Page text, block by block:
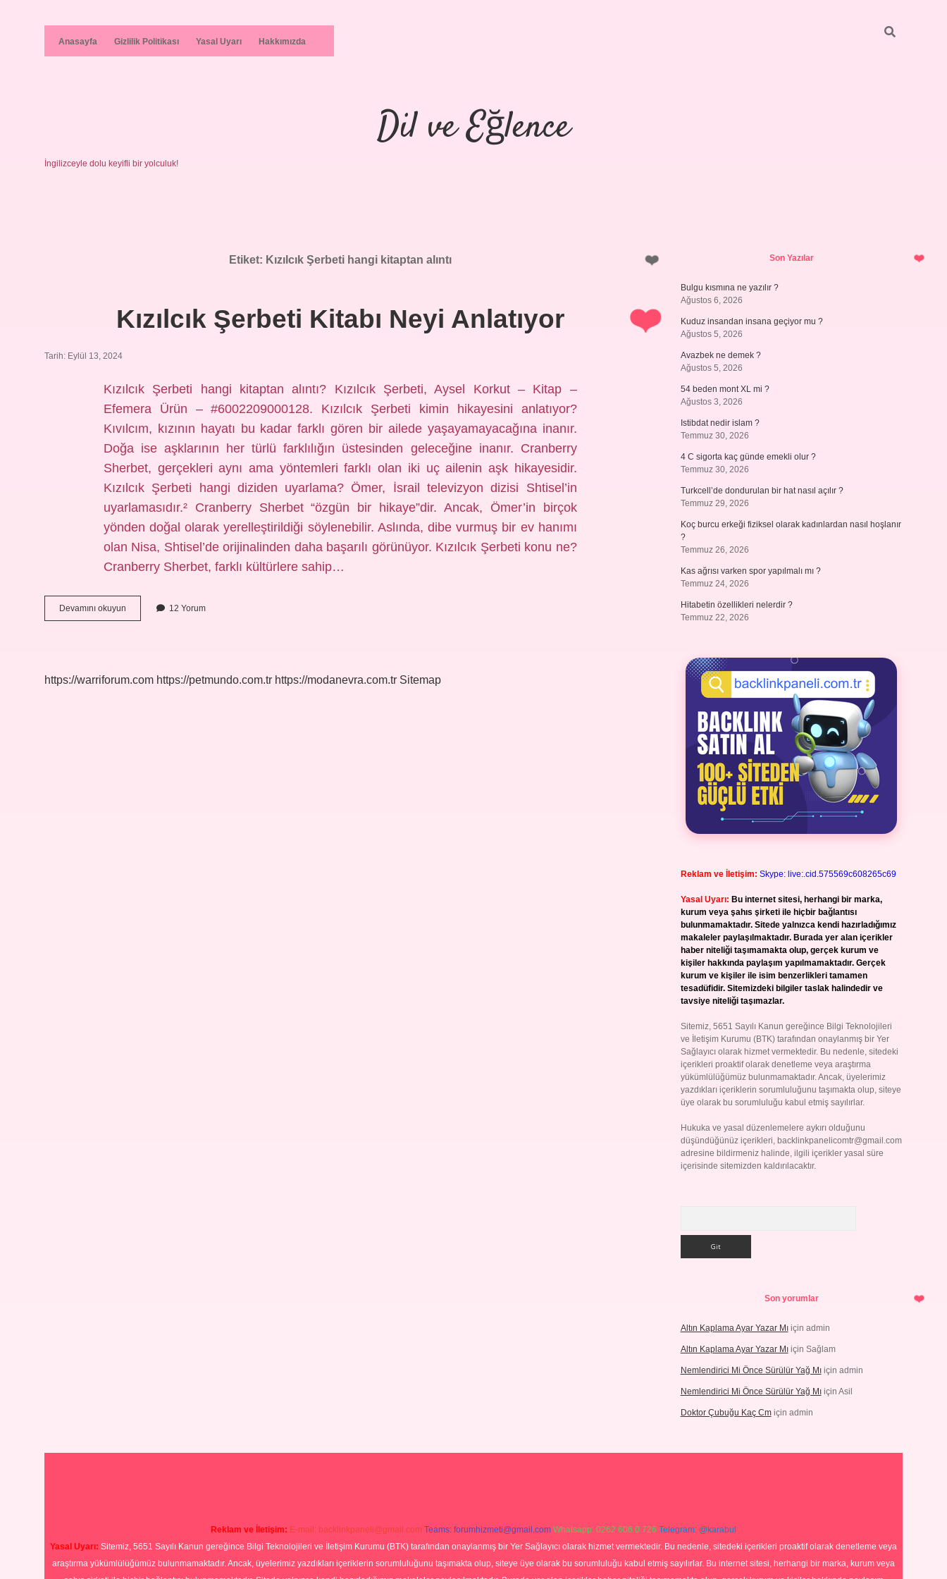
Anasayfa Gizlilik Politikası Yasal Uyarı Hakkımızda
Dil ve Eğlence
İngilizceyle dolu keyifli bir yolculuk!
Etiket: Kızılcık Şerbeti hangi kitaptan alıntı
Kızılcık Şerbeti Kitabı Neyi Anlatıyor
Tarih: Eylül 13, 2024
Kızılcık Şerbeti hangi kitaptan alıntı? Kızılcık Şerbeti, Aysel Korkut – Kitap –
Efemera Ürün – #6002209000128. Kızılcık Şerbeti kimin hikayesini anlatıyor?
Kıvılcım, kızının hayatı bu kadar farklı gören bir ailede yaşayamayacağına inanır.
Doğa ise aşklarının her türlü farklılığın üstesinden geleceğine inanır. Cranberry
Sherbet, gerçekleri aynı ama yöntemleri farklı olan iki uç ailenin aşk hikayesidir.
Kızılcık Şerbeti hangi diziden uyarlama? Ömer, İsrail televizyon dizisi Shtisel’in
uyarlamasıdır.² Cranberry Sherbet “özgün bir hikaye”dir. Ancak, Ömer’in birçok
yönden doğal olarak yerelleştirildiği söylenebilir. Aslında, dibe vurmuş bir ev hanımı
olan Nisa, Shtisel’de orijinalinden daha başarılı görünüyor. Kızılcık Şerbeti konu ne?
Cranberry Sherbet, farklı kültürlere sahip…
Devamını okuyun
Şerbeti
12 Yorum
https://warriforum.com https://petmundo.com.tr https://modanevra.com.tr Sitemap
SidebarSon Yazılar
Bulgu kısmına ne yazılır ?
Ağustos 6, 2026
Kuduz insandan insana geçiyor mu ?
Ağustos 5, 2026
Avazbek ne demek ?
Ağustos 5, 2026
54 beden mont XL mi ?
Ağustos 3, 2026
Istibdat nedir islam ?
Temmuz 30, 2026
4 C sigorta kaç günde emekli olur ?
Temmuz 30, 2026
Turkcell’de dondurulan bir hat nasıl açılır ?
Temmuz 29, 2026
Koç burcu erkeği fiziksel olarak kadınlardan nasıl hoşlanır
?
Temmuz 26, 2026
Kas ağrısı varken spor yapılmalı mı ?
Temmuz 24, 2026
Hitabetin özellikleri nelerdir ?
Temmuz 22, 2026
Reklam ve İletişim: Skype: live:.cid.575569c608265c69
Yasal Uyarı: Bu internet sitesi, herhangi bir marka,
kurum veya şahıs şirketi ile hiçbir bağlantısı
bulunmamaktadır. Sitede yalnızca kendi hazırladığımız
makaleler paylaşılmaktadır. Burada yer alan içerikler
haber niteliği taşımamakta olup, gerçek kurum ve
kişiler hakkında paylaşım yapılmamaktadır. Gerçek
kurum ve kişiler ile isim benzerlikleri tamamen
tesadüfidir. Sitemizdeki bilgiler taslak halindedir ve
tavsiye niteliği taşımazlar.
Sitemiz, 5651 Sayılı Kanun gereğince Bilgi Teknolojileri
ve İletişim Kurumu (BTK) tarafından onaylanmış bir Yer
Sağlayıcı olarak hizmet vermektedir. Bu nedenle, sitedeki
içerikleri proaktif olarak denetleme veya araştırma
yükümlülüğümüz bulunmamaktadır. Ancak, üyelerimiz
yazdıkları içeriklerin sorumluluğunu taşımakta olup, siteye
üye olarak bu sorumluluğu kabul etmiş sayılırlar.
Hukuka ve yasal düzenlemelere aykırı olduğunu
düşündüğünüz içerikleri, backlinkpanelicomtr@gmail.com
adresine bildirmeniz halinde, ilgili içerikler yasal süre
içerisinde sitemizden kaldırılacaktır.
Son yorumlar
Altın Kaplama Ayar Yazar Mıiçin admin
Altın Kaplama Ayar Yazar Mıiçin Sağlam
Nemlendirici Mi Önce Sürülür Yağ Mıiçin admin
Nemlendirici Mi Önce Sürülür Yağ Mıiçin Asil
Doktor Çubuğu Kaç Cmiçin admin
Reklam ve İletişim: E-mail: backlinkpaneli@gmail.com Teams: forumhizmeti@gmail.com Whatsapp: 0262 606 0 726 Telegram: @karabul
Yasal Uyarı: Sitemiz, 5651 Sayılı Kanun gereğince Bilgi Teknolojileri ve İletişim Kurumu (BTK) tarafından onaylanmış bir Yer Sağlayıcı olarak hizmet vermektedir. Bu nedenle, sitedeki içerikleri proaktif olarak denetleme veya
araştırma yükümlülüğümüz bulunmamaktadır. Ancak, üyelerimiz yazdıkları içeriklerin sorumluluğunu taşımakta olup, siteye üye olarak bu sorumluluğu kabul etmiş sayılırlar. Bu internet sitesi, herhangi bir marka, kurum veya